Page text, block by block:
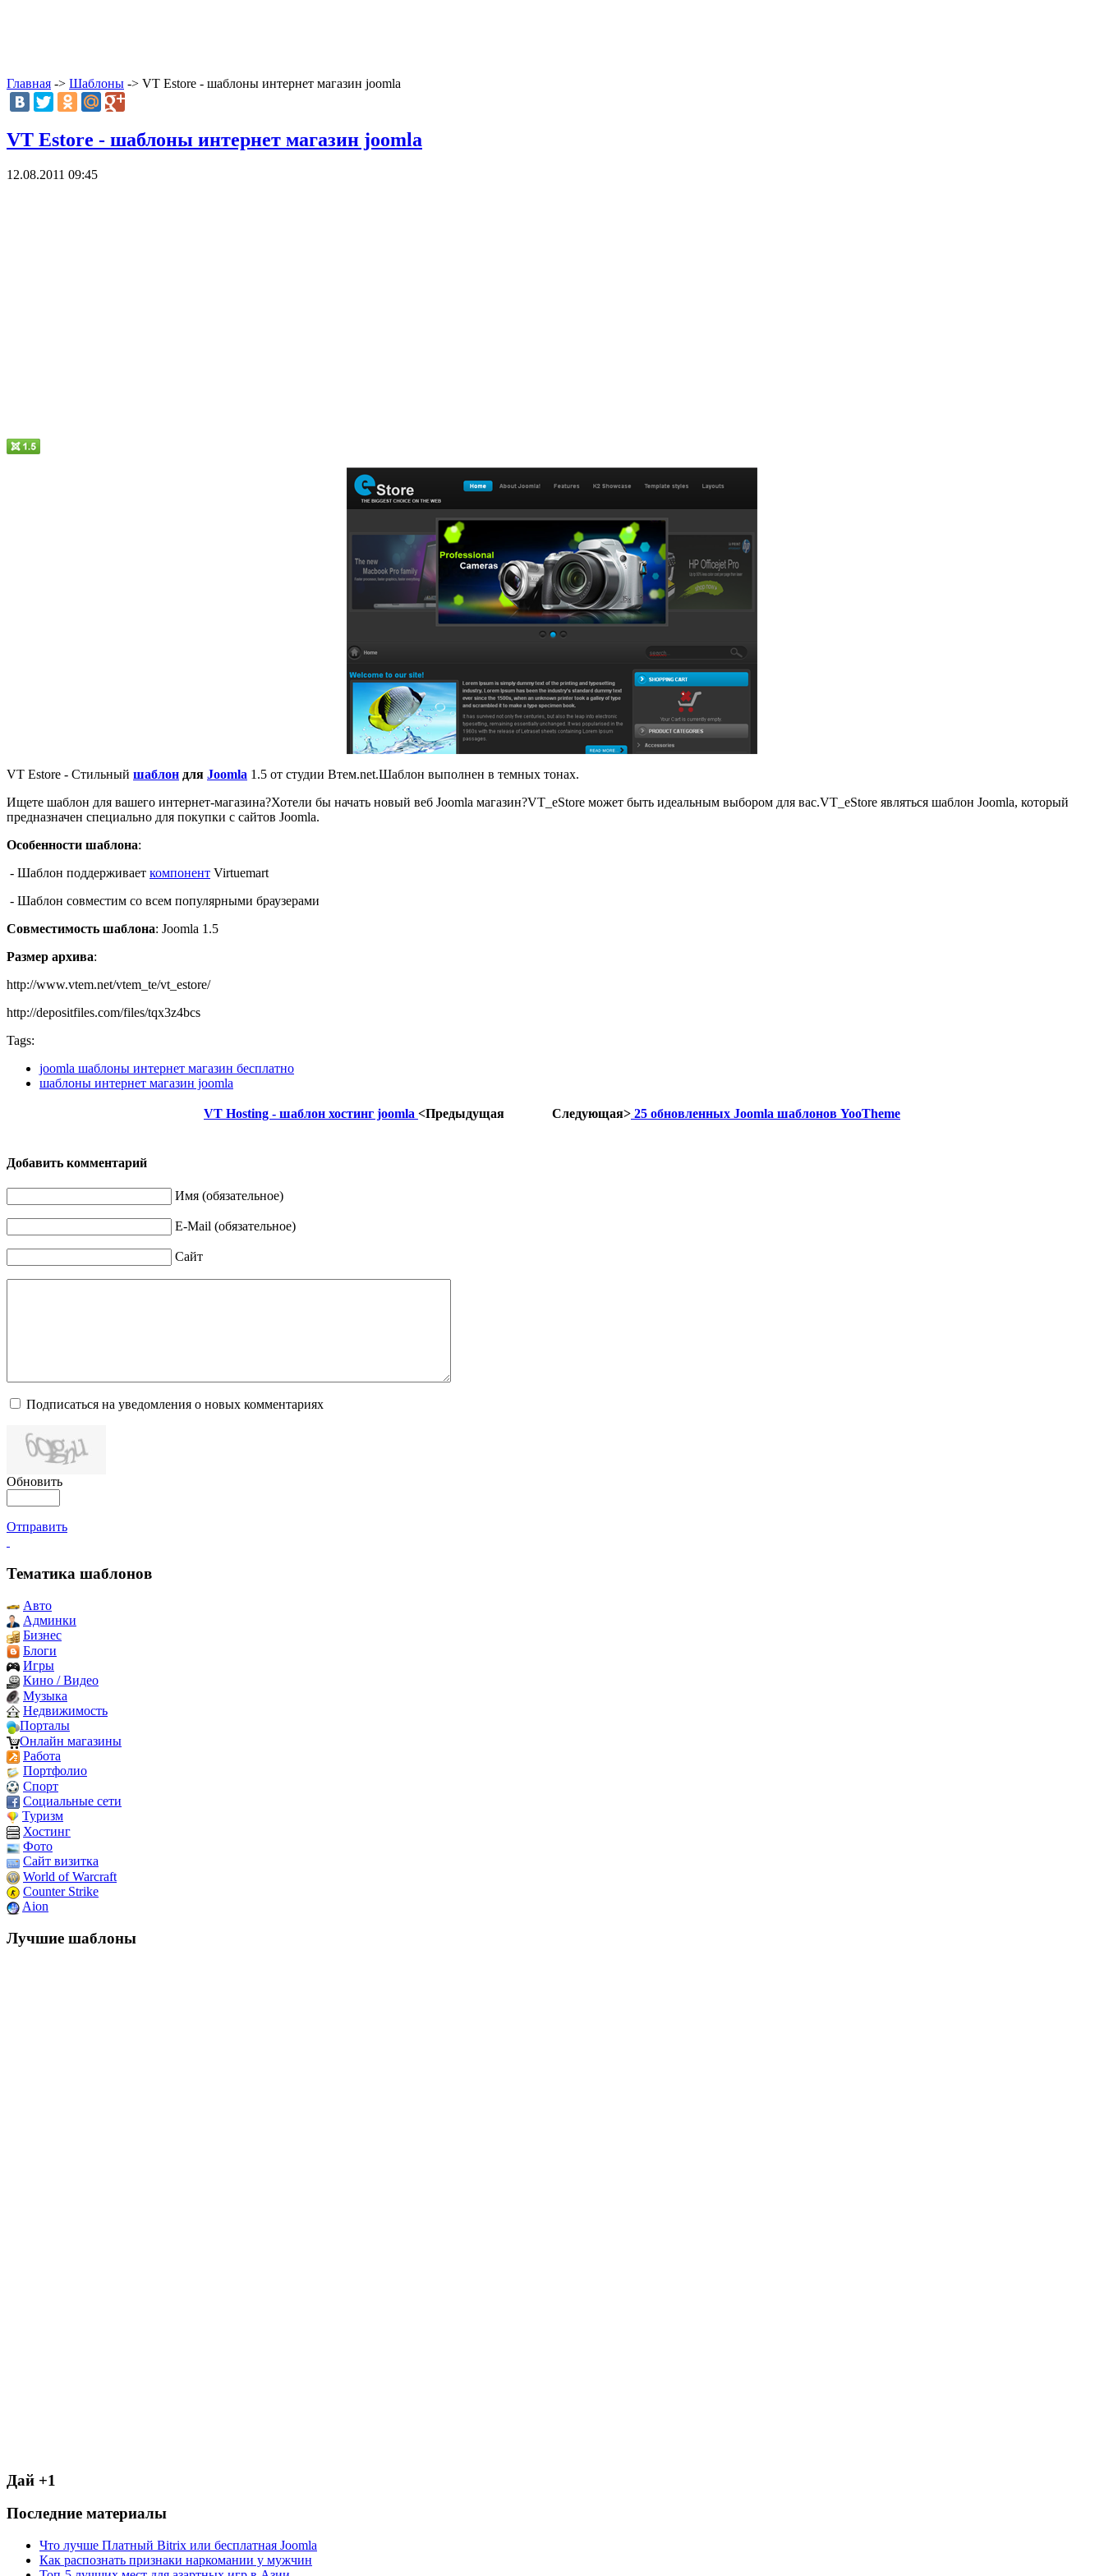
Главная -> Шаблоны -> VT Estore - шаблоны интернет магазин joomla
VT Estore - шаблоны интернет магазин joomla
12.08.2011 09:45
VT Estore - Стильный шаблон для Joomla 1.5 от студии Втем.net.Шаблон выполнен в темных тонах.
Ищете шаблон для вашего интернет-магазина?Хотели бы начать новый веб Joomla магазин?VT_eStore может быть идеальным выбором для вас.VT_eStore являться шаблон Joomla, который
предназначен специально для покупки с сайтов Joomla.
Особенности шаблона:
- Шаблон поддерживает компонент Virtuemart
- Шаблон совместим со всем популярными браузерами
Совместимость шаблона: Joomla 1.5
Размер архива:
http://www.vtem.net/vtem_te/vt_estore/
http://depositfiles.com/files/tqx3z4bcs
Tags:
joomla шаблоны интернет магазин бесплатно
шаблоны интернет магазин joomla
VT Hosting - шаблон хостинг joomla <Предыдущая Следующая> 25 обновленных Joomla шаблонов YooTheme
Добавить комментарий
Имя (обязательное)
E-Mail (обязательное)
Сайт
Подписаться на уведомления о новых комментариях
Обновить
Отправить
Тематика шаблонов
Авто
Админки
Бизнес
Блоги
Игры
Кино / Видео
Музыка
Недвижимость
Порталы
Онлайн магазины
Работа
Портфолио
Спорт
Социальные сети
Туризм
Хостинг
Фото
Сайт визитка
World of Warcraft
Counter Strike
Aion
Лучшие шаблоны
Дай +1
Последние материалы
Что лучше Платный Bitrix или бесплатная Joomla
Как распознать признаки наркомании у мужчин